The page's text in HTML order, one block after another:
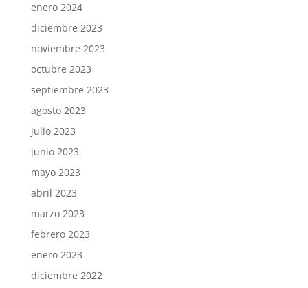
enero 2024
diciembre 2023
noviembre 2023
octubre 2023
septiembre 2023
agosto 2023
julio 2023
junio 2023
mayo 2023
abril 2023
marzo 2023
febrero 2023
enero 2023
diciembre 2022